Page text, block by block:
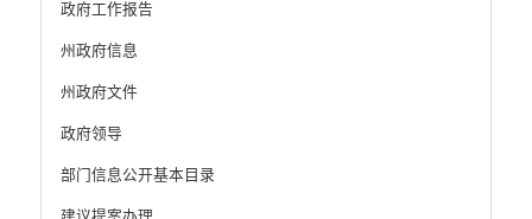
政府工作报告
州政府信息
州政府文件
政府领导
部门信息公开基本目录